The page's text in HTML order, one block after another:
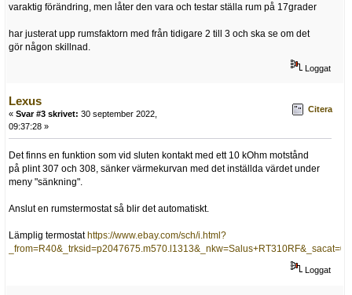
varaktig förändring, men låter den vara och testar ställa rum på 17grader
har justerat upp rumsfaktorn med från tidigare 2 till 3 och ska se om det
gör någon skillnad.
Loggat
Lexus
« Svar #3 skrivet: 30 september 2022,
09:37:28 »
Citera
Det finns en funktion som vid sluten kontakt med ett 10 kOhm motstånd
på plint 307 och 308, sänker värmekurvan med det inställda värdet under
meny "sänkning".
Anslut en rumstermostat så blir det automatiskt.
Lämplig termostathttps://www.ebay.com/sch/i.html?
_from=R40&_trksid=p2047675.m570.l1313&_nkw=Salus+RT310RF&_sacat=0
Loggat